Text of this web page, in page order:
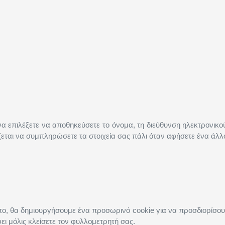
επιλέξετε να αποθηκεύσετε το όνομα, τη διεύθυνση
να συμπληρώσετε τα στοιχεία σας πάλι όταν αφήσετε ένα
θα δημιουργήσουμε ένα προσωρινό cookie για να
μόλις κλείσετε τον φυλλομετρητή σας.